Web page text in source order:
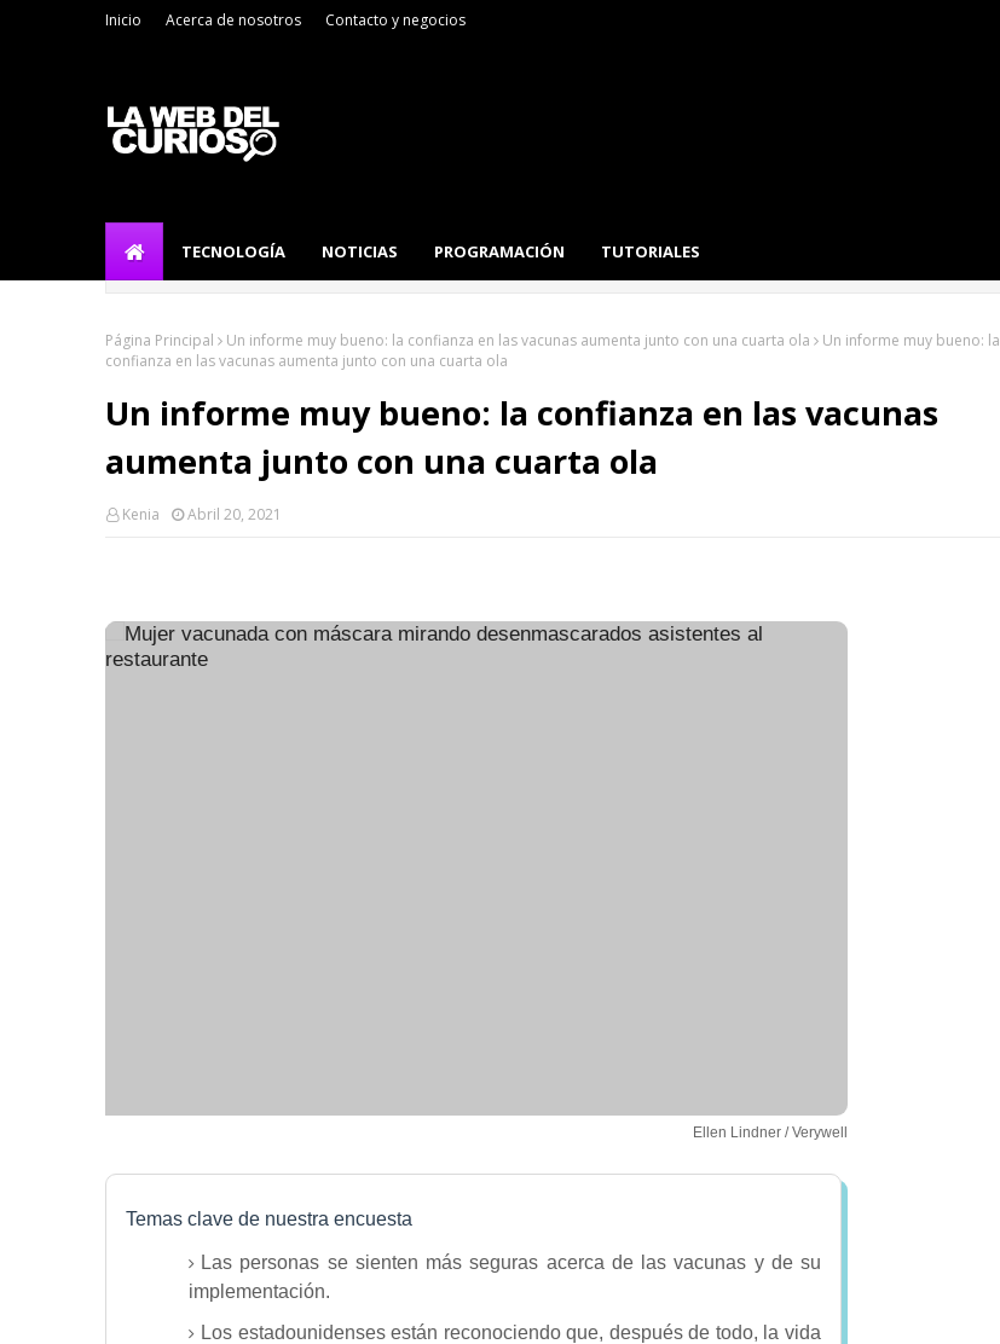
Inicio Acerca de nosotros Contacto y negocios
TECNOLOGÍA NOTICIAS PROGRAMACIÓN TUTORIALES
Página Principal Un informe muy bueno: la confianza en las vacunas aumenta junto con una cuarta ola
Un informe muy bueno: la
confianza en las vacunas aumenta junto con una cuarta ola
Un informe muy bueno: la confianza en las vacunas
aumenta junto con una cuarta ola
Kenia Abril 20, 2021
Ellen Lindner / Verywell
Temas clave de nuestra encuesta
Las personas se sienten más seguras acerca de las vacunas y de su
implementación.
Los estadounidenses están reconociendo que, después de todo, la vida